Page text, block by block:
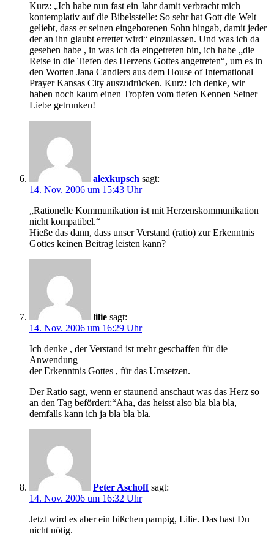
Kurz: „Ich habe nun fast ein Jahr damit verbracht mich
kontemplativ auf die Bibelsstelle: So sehr hat Gott die Welt
geliebt, dass er seinen eingeborenen Sohn hingab, damit jeder
der an ihn glaubt errettet wird“ einzulassen. Und was ich da
gesehen habe , in was ich da eingetreten bin, ich habe „die
Reise in die Tiefen des Herzens Gottes angetreten“, um es in
den Worten Jana Candlers aus dem House of International
Prayer Kansas City auszudrücken. Kurz: Ich denke, wir
haben noch kaum einen Tropfen vom tiefen Kennen Seiner
Liebe getrunken!
alexkupsch sagt:
14. Nov. 2006 um 15:43 Uhr
„Rationelle Kommunikation ist mit Herzenskommunikation
nicht kompatibel.“
Hieße das dann, dass unser Verstand (ratio) zur Erkenntnis
Gottes keinen Beitrag leisten kann?
lilie sagt:
14. Nov. 2006 um 16:29 Uhr
Ich denke , der Verstand ist mehr geschaffen für die
Anwendung
der Erkenntnis Gottes , für das Umsetzen.
Der Ratio sagt, wenn er staunend anschaut was das Herz so
an den Tag befördert:“Aha, das heisst also bla bla bla,
demfalls kann ich ja bla bla bla.
Peter Aschoff sagt:
14. Nov. 2006 um 16:32 Uhr
Jetzt wird es aber ein bißchen pampig, Lilie. Das hast Du
nicht nötig.